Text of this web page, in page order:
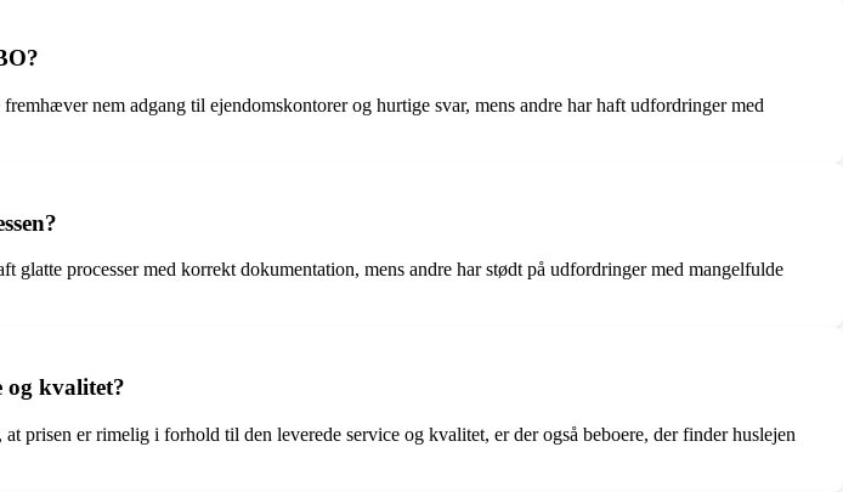
nem adgang til ejendomskontorer og hurtige svar, mens andre har haft udfordringer med
processer med korrekt dokumentation, mens andre har stødt på udfordringer med mangelfulde
og kvalitet?
prisen er rimelig i forhold til den leverede service og kvalitet, er der også beboere, der finder huslejen